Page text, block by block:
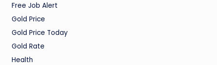
Free Job Alert
Gold Price
Gold Price Today
Gold Rate
Health